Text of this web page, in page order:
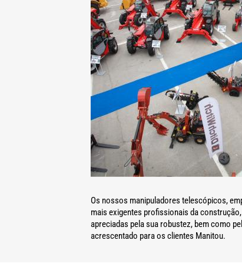
Os nossos manipuladores telescópicos,
mais exigentes profissionais da
apreciadas pela sua robustez, bem como
acrescentado para os clientes Manitou.